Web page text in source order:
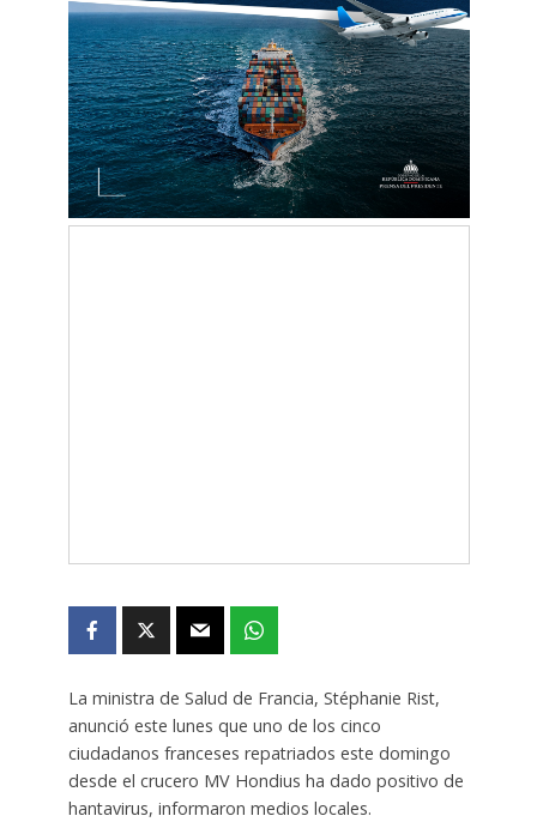
La ministra de Salud de Francia, Stéphanie Rist,
anunció este lunes que uno de los cinco
ciudadanos franceses repatriados este domingo
desde el crucero MV Hondius ha dado positivo de
hantavirus, informaron medios locales.